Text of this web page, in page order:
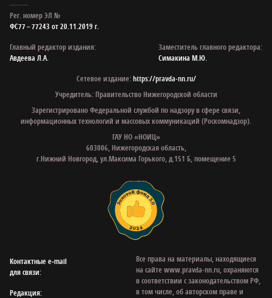
Рег. номер ЭЛ №
ФС77 – 77243 от 20.11.2019 г.
Главный редактор издания:
Авдеева Л.А.
Заместитель главного редактора:
Симакина М.Ю.
Сетевое издание:https://pravda-nn.ru/
Учредитель: Правительство Нижегородской области
Зарегистрировано Федеральной службой по надзору в сфере связи,
информационных технологий и массовых коммуникаций (Роскомнадзор).
ГАУ НО «НОИЦ»
603006, Нижегородская область,
г.Нижний Новгород, ул.Максима Горького, д.151 Б, помещение 5
Контактные e‑mail
для связи:
Редакция:
Все права на материалы, находящиеся
на сайте www.pravda-nn.ru, охраняются
в соответствии с законодательством РФ,
в том числе, об авторском праве и